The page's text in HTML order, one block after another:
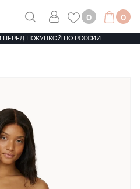
ПОКУПКОЙ ПО РОССИИ
0 0